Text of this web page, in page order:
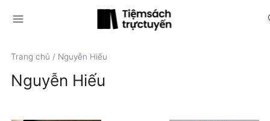
menu
Trang chủ / Nguyễn Hiếu
Nguyễn Hiếu